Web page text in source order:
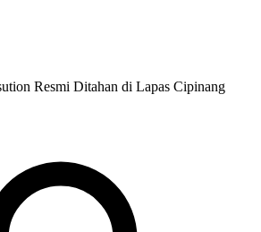
Resmi Ditahan di Lapas Cipinang